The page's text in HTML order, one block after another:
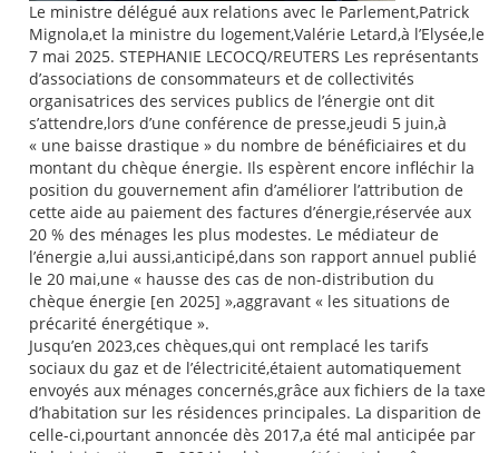
Le ministre délégué aux relations avec le Parlement,Patrick
Mignola,et la ministre du logement,Valérie Letard,à l’Elysée,le
7 mai 2025. STEPHANIE LECOCQ/REUTERS Les représentants
d’associations de consommateurs et de collectivités
organisatrices des services publics de l’énergie ont dit
s’attendre,lors d’une conférence de presse,jeudi 5 juin,à
« une baisse drastique » du nombre de bénéficiaires et du
montant du chèque énergie. Ils espèrent encore infléchir la
position du gouvernement afin d’améliorer l’attribution de
cette aide au paiement des factures d’énergie,réservée aux
20 % des ménages les plus modestes. Le médiateur de
l’énergie a,lui aussi,anticipé,dans son rapport annuel publié
le 20 mai,une « hausse des cas de non-distribution du
chèque énergie [en 2025] »,aggravant « les situations de
précarité énergétique ».
Jusqu’en 2023,ces chèques,qui ont remplacé les tarifs
sociaux du gaz et de l’électricité,étaient automatiquement
envoyés aux ménages concernés,grâce aux fichiers de la taxe
d’habitation sur les résidences principales. La disparition de
celle-ci,pourtant annoncée dès 2017,a été mal anticipée par